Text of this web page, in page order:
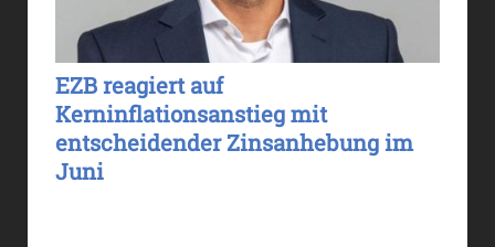
EZB reagiert auf
Kerninflationsanstieg mit
entscheidender Zinsanhebung im
Juni